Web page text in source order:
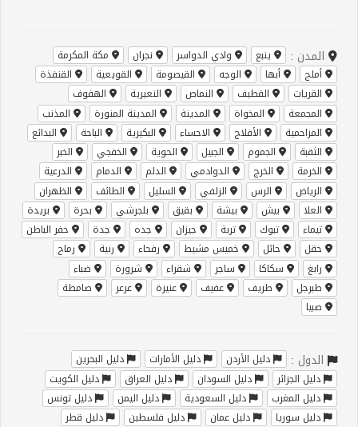
المدن : ينبع وادي الدواسر نجران
مكة المكرمة
أملج
أبها الوجه القيصومة القويعية
القنفذة
القريات
القطيف النماص النعيرية
الهفوف
المجمعة
المخواة المدينة المدينة المنورة
المذنب
المزاحمية
الأفلاج الاحساء البكيرية الباحة
البدائع
الثقبة
الجموم الجبيل الحوية الخفجي
الخبر
الخرمة
الخرج الدوادمي الدلم الدمام
الدرعية
الرياض
الرس الزلفي السليل الطائف
الظهران
العلا
بيش بيشة بقيق بلجرشي بحرة
بريدة
تيماء
تبوك تربة جيزان جده جدة
حفر الباطن
حقل
حائل خميس مشيط رفحاء رنية
رماح
رابغ
سكاكا ساجر شقراء شرورة
ضباء
طبرجل
طريف عفيف عنيزة عرعر
صامطة
صبيا
الدول : دليل الأردن دليل الأمارات
دليل البحرين
دليل الجزائر
دليل السودان دليل العراق
دليل الكويت
دليل المغرب
دليل السعودية دليل اليمن
دليل تونس
دليل سوريا
دليل عمان دليل فلسطين
دليل قطر